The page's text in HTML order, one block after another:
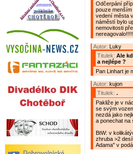
Odčerpání
pouze
vedení města
náměstí bylo
nemovitosti
nereagovalo!!!!!
Autor: Luky
Titulek: Ale
a nejlépe ?
Pan Linhart je
Autor: kujon
Titulek: .
Pakliže je v
se svým
nezdá jako
a ponechat na
BtW: v
zhruba >2
Adama" v